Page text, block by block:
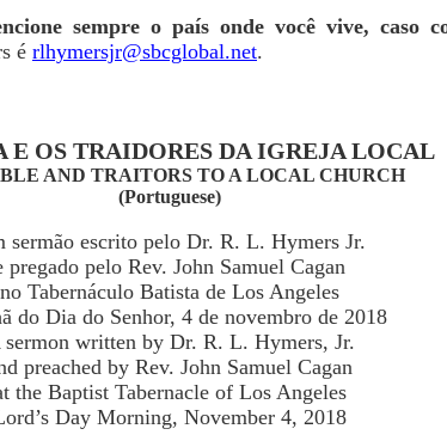
sempre o país onde você vive, caso
é rlhymersjr@sbcglobal.net.
E OS TRAIDORES DA IGREJA LOCAL
AND TRAITORS TO A LOCAL CHURCH
(Portuguese)
sermão escrito pelo Dr. R. L. Hymers Jr.
pregado pelo Rev. John Samuel Cagan
no Tabernáculo Batista de Los Angeles
do Dia do Senhor, 4 de novembro de 2018
sermon written by Dr. R. L. Hymers, Jr.
preached by Rev. John Samuel Cagan
the Baptist Tabernacle of Los Angeles
Day Morning, November 4, 2018